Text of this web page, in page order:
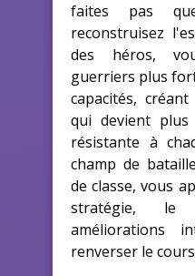
faites pas
reconstruisez
des héros,
guerriers plus
capacités,
qui devient
résistante à
champ de
de classe, vous
stratégie,
améliorations
renverser le